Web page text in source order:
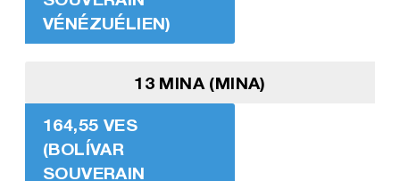
VÉNÉZUÉLIEN)
13 MINA (MINA)
164,55 VES
(BOLÍVAR
SOUVERAIN